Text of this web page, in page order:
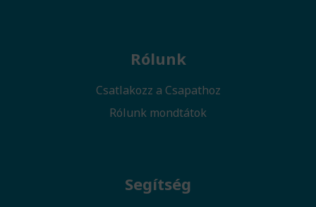
Rólunk
Csatlakozz a Csapathoz
Rólunk mondtátok
Segítség